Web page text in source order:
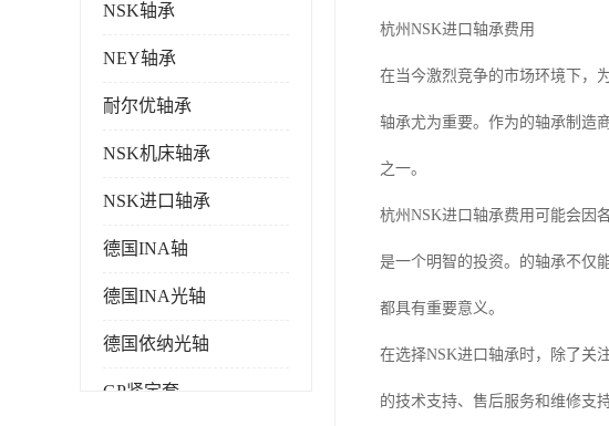
NSK轴承
NEY轴承
耐尔优轴承
NSK机床轴承
NSK进口轴承
德国INA轴
德国INA光轴
德国依纳光轴
GP紧定套
杭州NSK进口轴承费用
在当今激烈竞争的市场环境下，
轴承尤为重要。作为的轴承制造
之一。
杭州NSK进口轴承费用可能会因
是一个明智的投资。的轴承不仅
都具有重要意义。
在选择NSK进口轴承时，除了关
的技术支持、售后服务和维修支